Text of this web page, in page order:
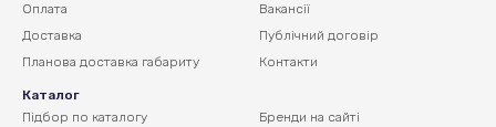
Оплата
Доставка
Планова доставка габариту
Вакансії
Публічний договір
Контакти
Каталог
Підбор по каталогу
Бренди на сайті